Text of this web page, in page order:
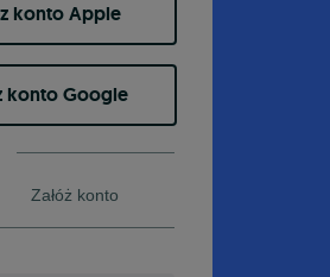
konto Apple
konto Google
Załóż konto